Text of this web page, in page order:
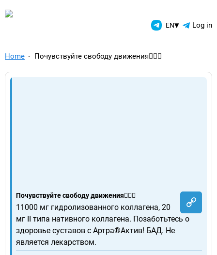
TelegramAds.com — EN▾ Log in
Home Почувствуйте свободу движения🏃🏻‍♂️
Почувствуйте свободу движения🏃🏻‍♂️
11000 мг гидролизованного коллагена, 20
мг II типа нативного коллагена. Позаботьтесь о
здоровье суставов с Артра®Актив! БАД. Не
является лекарством.